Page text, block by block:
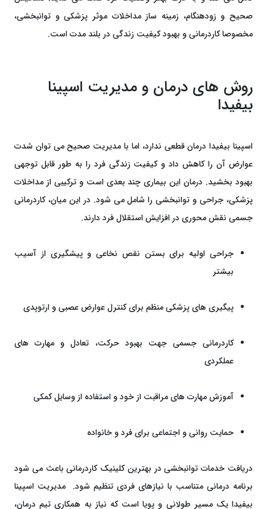
صحیح و زودهنگام، زمینه ‌ساز مداخلات موثر پزشکی و توانبخشی،
مخصوصا کاردرمانی و بهبود کیفیت زندگی در بلند مدت است.
روش‌ های درمان و مدیریت اسپینا
بیفیدا
اسپینا بیفیدا درمان قطعی ندارد، اما با مدیریت صحیح می ‌توان شدت
عوارض آن را کاهش داد و کیفیت زندگی فرد را به ‌طور قابل توجهی
بهبود بخشید. درمان این بیماری چند بعدی است و ترکیبی از مداخلات
پزشکی، جراحی و توانبخشی را شامل می ‌شود. در این میان، کاردرمانی
جسمی نقش محوری در افزایش استقلال فرد دارند.
جراحی اولیه برای بستن نقص نخاعی و پیشگیری از آسیب
بیشتر
پیگیری ‌های پزشکی منظم برای کنترل عوارض عصبی و ارتوپدی
کاردرمانی جسمی جهت بهبود حرکت، تعادل و مهارت ‌های
عملکردی
آموزش مهارت‌ های مراقبت از خود و استفاده از وسایل کمکی
حمایت روانی و اجتماعی برای فرد و خانواده
دریافت خدمات توانبخشی در بهترین کلینیک کاردرمانی باعث می ‌شود
برنامه درمانی متناسب با نیازهای فردی تنظیم شود. مدیریت اسپینا
بیفیدا یک مسیر طولانی و پویا است که نیاز به همکاری تیم درمان،